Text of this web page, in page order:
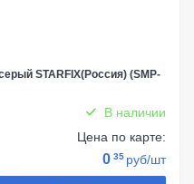
STARFIX(Россия) (SMP-
В наличии
Цена по карте:
0 35 руб/шт